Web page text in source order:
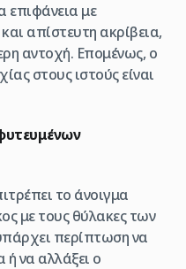
επιφάνεια με
απίστευτη ακρίβεια,
αντοχή. Επομένως, ο
στους ιστούς είναι
το άνοιγμα
με τους θύλακες των
περίπτωση να
να αλλάξει ο